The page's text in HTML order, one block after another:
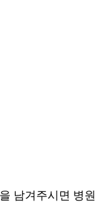
남겨주시면 병원